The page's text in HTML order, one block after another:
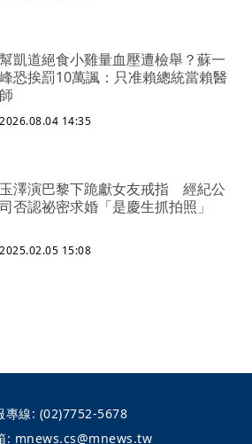
幫凱道絕食小雞量血壓遭檢舉？蘇一
峰恐挨罰10萬諷：只准賴總統當賴醫
師
2026.08.04 14:35
玉澤演巴黎下跪獻女友戒指 經紀公
司否認祕密求婚「是慶生抓拍照」
2025.02.05 15:08
專線: (02)7752-5678
: mnews.cs@mnews.tw